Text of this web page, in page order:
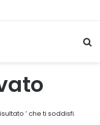
’ che ti soddisfi.